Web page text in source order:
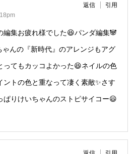
返信 引用
編集お疲れ様でした😆パンダ編集🐼
んの『新時代』のアレンジもアグ
ってもカッコよかった😆ネイルの色
ントの色と重なって凄く素敵✨さす
ぱりけいちゃんのストピサイコー😃